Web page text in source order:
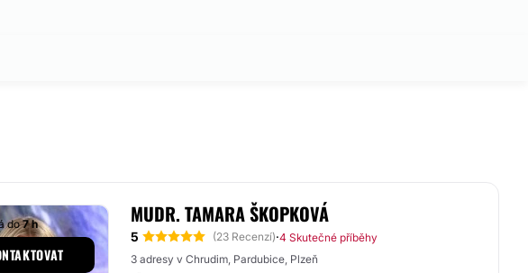
MUDR. TAMARA ŠKOPKOVÁ
5 (23 Recenzí)·4 Skutečné příběhy
3 adresy v Chrudim, Pardubice, Plzeň
do7 h